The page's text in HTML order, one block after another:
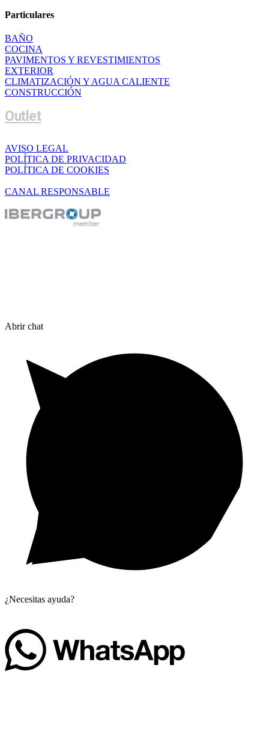
Particulares
BAÑO
COCINA
PAVIMENTOS Y REVESTIMIENTOS
EXTERIOR
CLIMATIZACIÓN Y AGUA CALIENTE
CONSTRUCCIÓN
Outlet
AVISO LEGAL
POLÍTICA DE PRIVACIDAD
POLÍTICA DE COOKIES
CANAL RESPONSABLE
Abrir chat
¿Necesitas ayuda?